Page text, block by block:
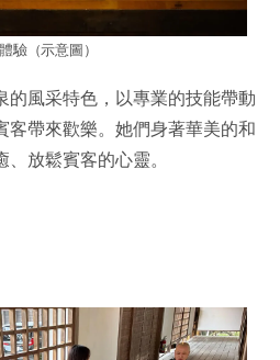
驗（示意圖）
的風采特色，以專業的技能帶動
客帶來歡樂。她們身著華美的和
放鬆賓客的心靈。